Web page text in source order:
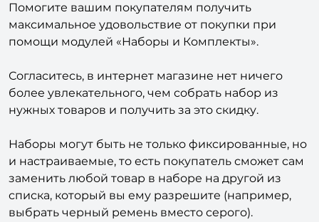
Помогите вашим покупателям получить
максимальное удовольствие от покупки при
помощи модулей «Наборы и Комплекты».
Согласитесь, в интернет магазине нет ничего
более увлекательного, чем собрать набор из
нужных товаров и получить за это скидку.
Наборы могут быть не только фиксированные, но
и настраиваемые, то есть покупатель сможет сам
заменить любой товар в наборе на другой из
списка, который вы ему разрешите (например,
выбрать черный ремень вместо серого).